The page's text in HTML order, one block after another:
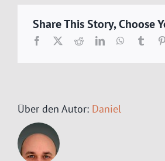
Share This Story, Choose
Facebook
X RedditLinkedInWhatsApp
Über den Autor: Daniel